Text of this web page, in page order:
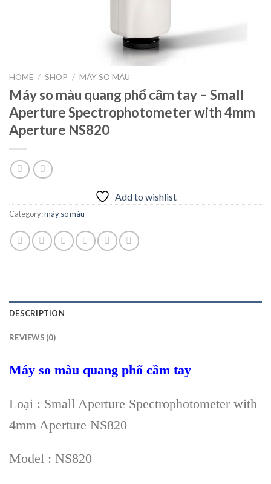
HOME / SHOP / MÁY SO MÀU
Máy so màu quang phổ cầm tay – Small
Aperture Spectrophotometer with 4mm
Aperture NS820
Add to wishlist
Category:máy so màu
DESCRIPTION
REVIEWS (0)
Máy so màu quang phổ cầm tay
Loại : Small Aperture Spectrophotometer with
4mm Aperture NS820
Model : NS820